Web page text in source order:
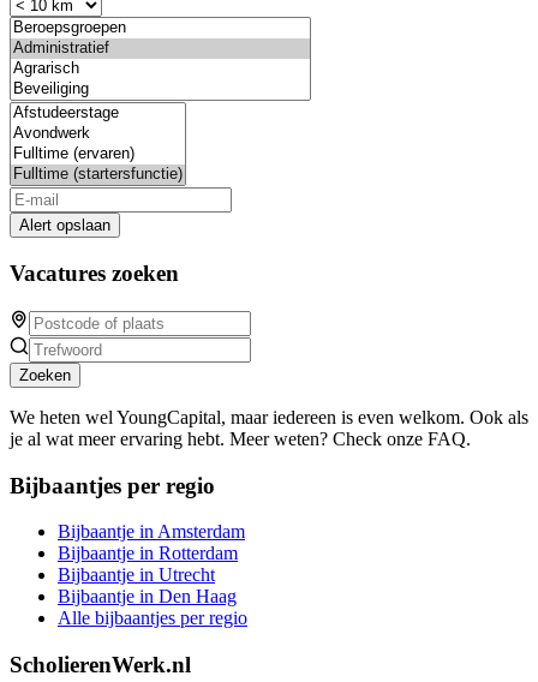
Alert opslaan
Vacatures zoeken
Zoeken
We heten wel YoungCapital, maar iedereen is even welkom. Ook als
je al wat meer ervaring hebt. Meer weten? Check onze FAQ.
Bijbaantjes per regio
Bijbaantje in Amsterdam
Bijbaantje in Rotterdam
Bijbaantje in Utrecht
Bijbaantje in Den Haag
Alle bijbaantjes per regio
ScholierenWerk.nl